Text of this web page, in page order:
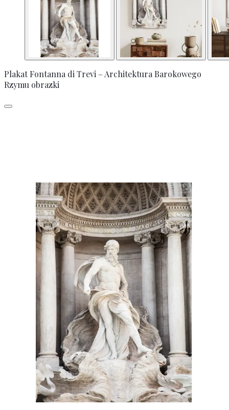
Plakat Fontanna di Trevi – Architektura Barokowego
Rzymu obrazki